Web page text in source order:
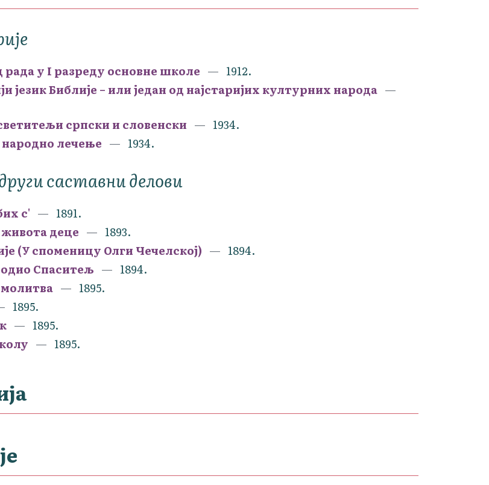
рада у I разреду основне школе
1912.
језик Библије – или један од најстаријих културних народа
српски и словенски
1934.
лечење
1934.
саставни делови
с'
1891.
деце
1893.
(У споменицу Олги Чечелској)
1894.
Спаситељ
1894.
1895.
1895.
1895.
1895.